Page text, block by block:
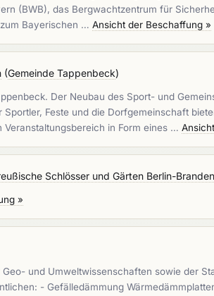
(BWB), das Bergwachtzentrum für
Bayerischen … Ansicht der Beschaffung »
(Gemeinde Tappenbeck)
Der Neubau des Sport- und
Feste und die Dorfgemeinschaft
in Form eines …
Schlösser und Gärten Berlin-
»
und Umweltwissenschaften sowie der
- Gefälledämmung